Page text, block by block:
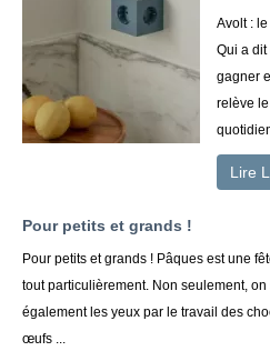
Avolt :
Qui a
gagner
relève
Lire
Pour petits et grands !
Pour petits et grands ! Pâques est une
tout particulièrement. Non seulement,
également les yeux par le travail des
œufs ...